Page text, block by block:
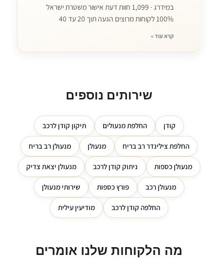
במידרג · 1,099 חוות דעת אישור משטרת ישראל
100% לקוחות מרוצים הגעה תוך 20 עד 40
קרא עוד »
שירותים נוספים
קודן החלפת מנעולים תיקון קודן לרכב
החלפת צילינדר רב בריח מנעולן מנעולן רב בריח
מנעולן כספות ניתוק קודן לרכב מנעולן יצאת צדיק
מנעולן רכב פורץ כספות שירותי מנעולן
החלפה קודן לרכב מודיעין עילית
מה הלקוחות שלנו אומרים